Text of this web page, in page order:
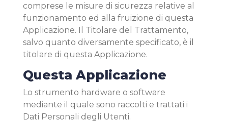
comprese le misure di sicurezza relative al
funzionamento ed alla fruizione di questa
Applicazione. Il Titolare del Trattamento,
salvo quanto diversamente specificato, è il
titolare di questa Applicazione.
Questa Applicazione
Lo strumento hardware o software
mediante il quale sono raccolti e trattati i
Dati Personali degli Utenti.